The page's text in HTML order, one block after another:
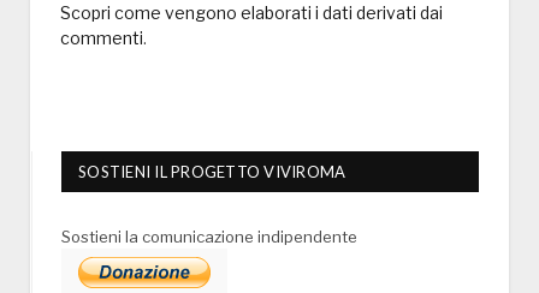
Scopri come vengono elaborati i dati derivati dai
commenti.
SOSTIENI IL PROGETTO VIVIROMA
Sostieni la comunicazione indipendente